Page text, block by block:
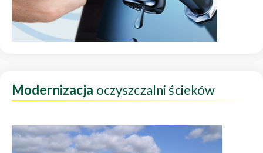
Modernizacja oczyszczalni ścieków